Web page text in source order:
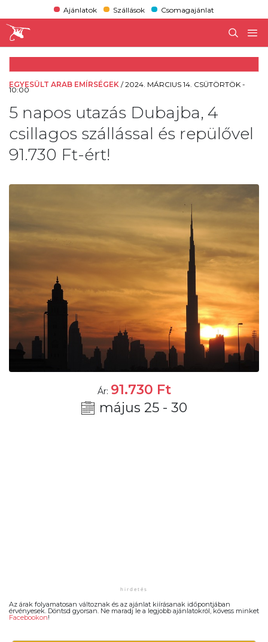
Ajánlatok Szállások Csomagajánlat
EGYESÜLT ARAB EMÍRSÉGEK /2024. MÁRCIUS 14. CSÜTÖRTÖK -
10:00
5 napos utazás Dubajba, 4
csillagos szállással és repülővel
91.730 Ft-ért!
Ár: 91.730 Ft
május 25 - 30
Az árak folyamatosan változnak és az ajánlat kiírásanak időpontjában
érvényesek. Döntsd gyorsan. Ne maradj le a legjobb ajánlatokról, kövess minket
Facebookon!